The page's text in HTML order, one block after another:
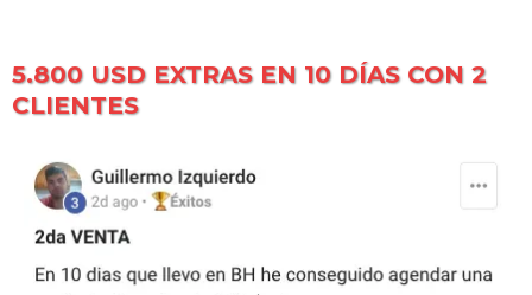
5.800 USD EXTRAS EN 10 DÍAS CON 2
CLIENTES